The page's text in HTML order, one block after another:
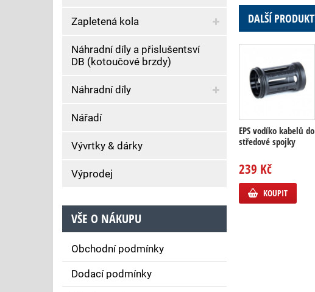
DALŠÍ
EPS vodíko kabelů do
středové spojky
239 Kč
KOUPIT
Zapletená kola
Náhradní díly a přislušentsví
DB (kotoučové brzdy)
Náhradní díly
Nářadí
Vývrtky & dárky
Výprodej
VŠE O NÁKUPU
Obchodní podmínky
Dodací podmínky